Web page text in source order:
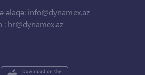
əlaqə: info@dynamex.az
: hr@dynamex.az